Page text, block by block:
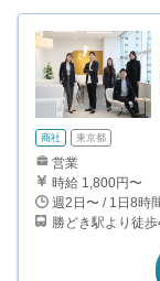
商社 東京都
営業
時給 1,800円〜
週2日〜 / 1日8時